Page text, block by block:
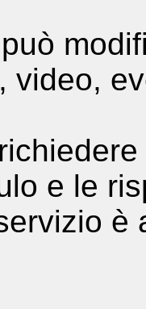
video,
e le
è